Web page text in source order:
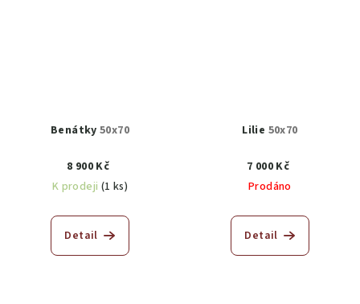
Benátky50x70
8 900 Kč
K prodeji (1 ks)
Detail
Lilie 50x70
7 000 Kč
Prodáno
Detail